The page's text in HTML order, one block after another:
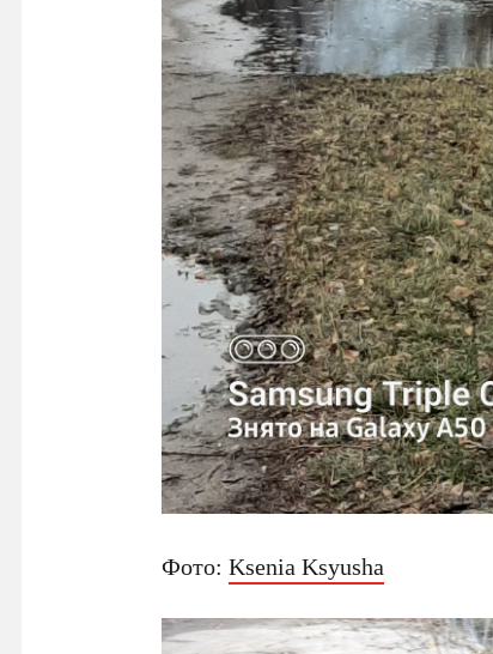
Фото:Ksenia Ksyusha